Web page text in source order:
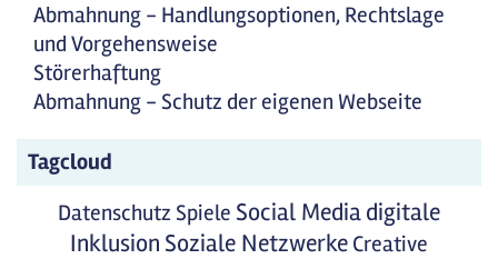
Abmahnung - Handlungsoptionen, Rechtslage
und Vorgehensweise
Störerhaftung
Abmahnung - Schutz der eigenen Webseite
Tagcloud
Datenschutz Spiele Social Mediadigitale
Inklusion Soziale Netzwerke Creative